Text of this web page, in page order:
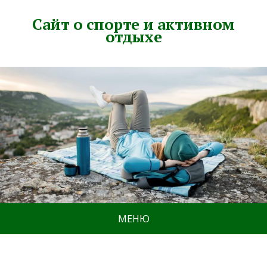
Сайт о спорте и активном
отдыхе
МЕНЮ